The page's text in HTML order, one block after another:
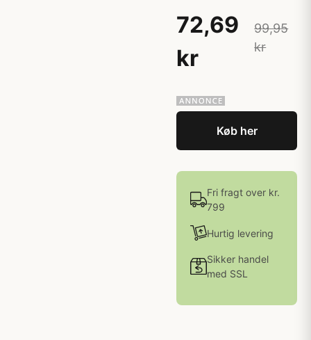
72,69
kr
99,95
kr
Køb her
Fri fragt over kr.
799
Hurtig levering
Sikker handel
med SSL